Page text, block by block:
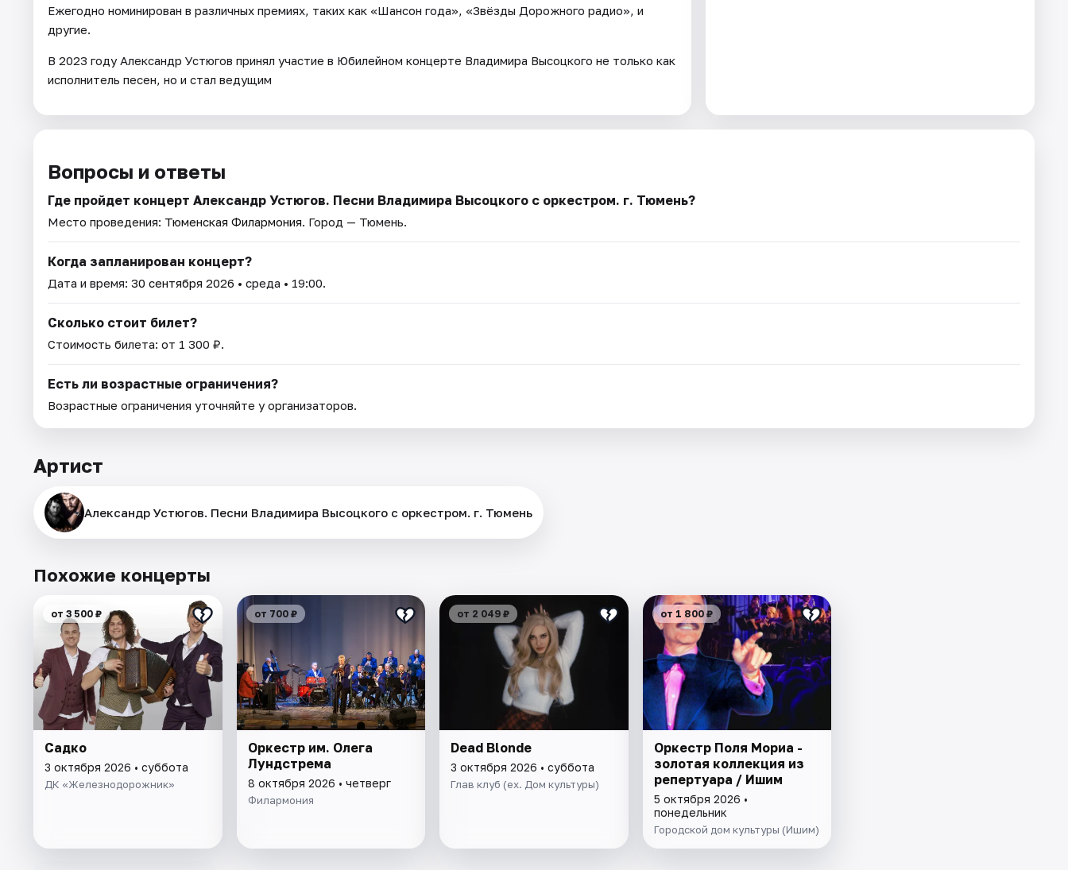
Ежегодно номинирован в различных премиях, таких как «Шансон года», «Звёзды Дорожного радио», и
другие.
В 2023 году Александр Устюгов принял участие в Юбилейном концерте Владимира Высоцкого не только как
исполнитель песен, но и стал ведущим
Вопросы и ответы
Где пройдет концерт Александр Устюгов. Песни Владимира Высоцкого с оркестром. г. Тюмень?
Место проведения: Тюменская Филармония. Город — Тюмень.
Когда запланирован концерт?
Дата и время: 30 сентября 2026 • среда • 19:00.
Сколько стоит билет?
Стоимость билета: от 1 300 ₽.
Есть ли возрастные ограничения?
Возрастные ограничения уточняйте у организаторов.
Артист
Александр Устюгов. Песни Владимира Высоцкого с оркестром. г. Тюмень
Похожие концерты
от 3 500 ₽
Садко
3 октября 2026 • суббота
ДК «Железнодорожник»
от 700 ₽
Оркестр им. Олега
Лундстрема
8 октября 2026 • четверг
Филармония
от 2 049 ₽
Dead Blonde
3 октября 2026 • суббота
Глав клуб (ex. Дом культуры)
от 1 800 ₽
Оркестр Поля Мориа -
золотая коллекция из
репертуара / Ишим
5 октября 2026 •
понедельник
Городской дом культуры (Ишим)